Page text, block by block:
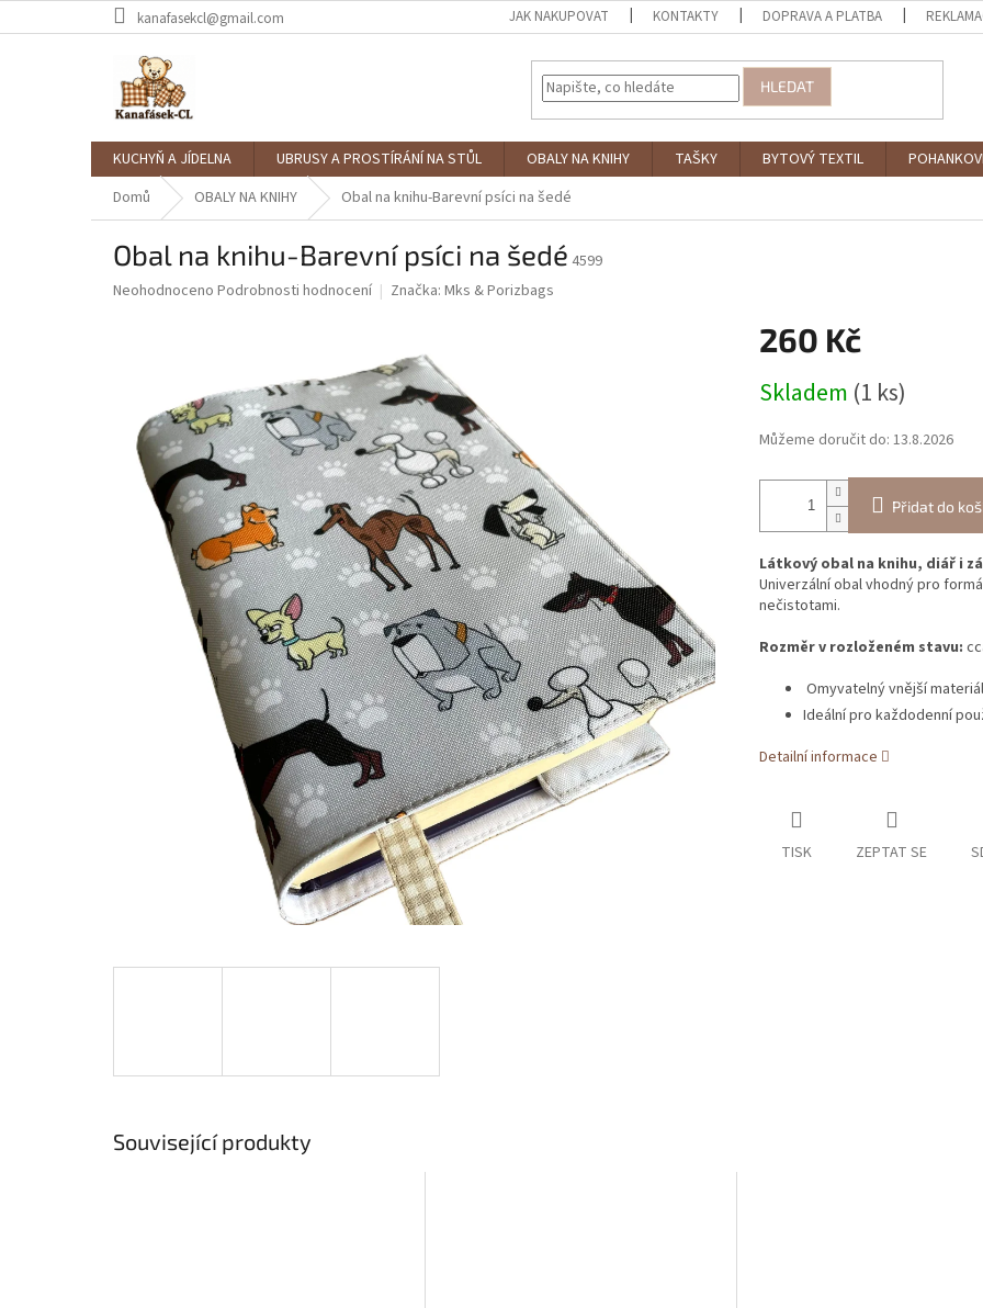
na
kanafasekcl@gmail.com JAK NAKUPOVAT KONTAKTY DOPRAVA A PLATBA
HLEDAT
KUCHYŇ A JÍDELNA UBRUSY A PROSTÍRÁNÍ NA STŮL OBALY NA KNIHY TAŠKY BYTOVÝ TEXTIL
Domů
OBALY NA KNIHY Obal na knihu-Barevní psíci na šedé
Obal na knihu-Barevní psíci na šedé 4599
Průměrné
hvězdiček.
Neohodnoceno Podrobnosti hodnocení Značka: Mks & Porizbags
260 Kč
cena:
Skladem (1 ks)
Můžeme doručit do: 13.8.2026
Přidat do
Látkový obal na knihu, diář i
Univerzální obal vhodný pro
nečistotami.
Rozměr v rozloženém stavu:
Omyvatelný vnější
Ideální pro každodenní
Detailní informace
TISK ZEPTAT SE
Související produkty